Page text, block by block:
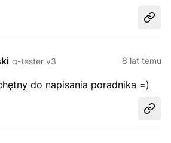
α-tester v3 8 lat temu
do napisania poradnika =)